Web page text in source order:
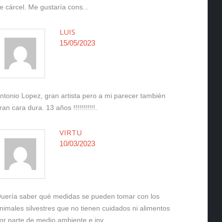
cárcel. Me gustaría cons...
LUIS
15/05/2023
Lopez, gran artista pero a mi parecer también
cara dura. 13 años !!!!!!!!!!!.
VIRTU
10/03/2023
saber qué medidas se pueden tomar con los
silvestres que no tienen cuidados ni alimentos
parte de medio ambiente e inv...